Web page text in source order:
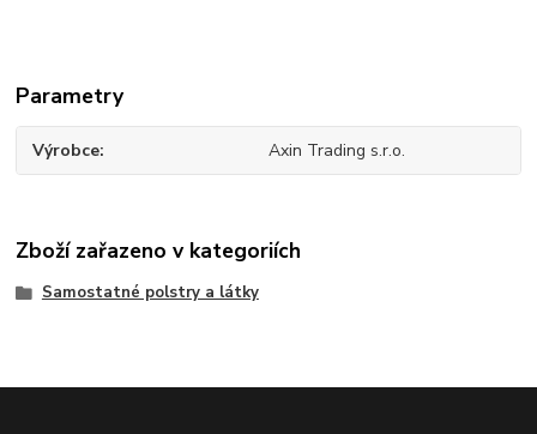
Parametry
Výrobce Axin Trading s.r.o.
Zboží zařazeno v kategoriích
Samostatné polstry a látky